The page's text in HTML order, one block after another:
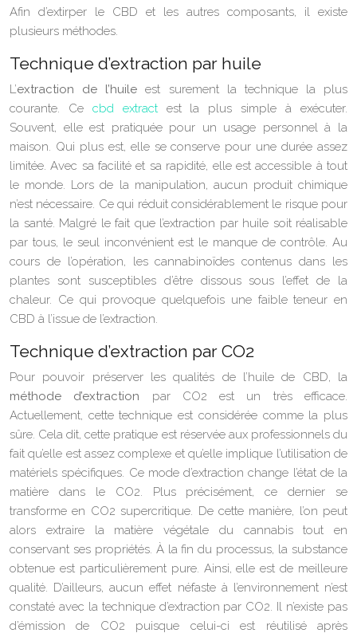
Afin d’extirper le CBD et les autres composants, il existe
plusieurs méthodes.
Technique d’extraction par huile
L’extraction de l’huile est surement la technique la plus
courante. Ce cbd extractest la plus simple à exécuter.
Souvent, elle est pratiquée pour un usage personnel à la
maison. Qui plus est, elle se conserve pour une durée assez
limitée. Avec sa facilité et sa rapidité, elle est accessible à tout
le monde. Lors de la manipulation, aucun produit chimique
n’est nécessaire. Ce qui réduit considérablement le risque pour
la santé. Malgré le fait que l’extraction par huile soit réalisable
par tous, le seul inconvénient est le manque de contrôle. Au
cours de l’opération, les cannabinoïdes contenus dans les
plantes sont susceptibles d’être dissous sous l’effet de la
chaleur. Ce qui provoque quelquefois une faible teneur en
CBD à l’issue de l’extraction.
Technique d’extraction par CO2
Pour pouvoir préserver les qualités de l’huile de CBD, la
méthode d’extraction par CO2 est un très efficace.
Actuellement, cette technique est considérée comme la plus
sûre. Cela dit, cette pratique est réservée aux professionnels du
fait qu’elle est assez complexe et qu’elle implique l’utilisation de
matériels spécifiques. Ce mode d’extraction change l’état de la
matière dans le CO2. Plus précisément, ce dernier se
transforme en CO2 supercritique. De cette manière, l’on peut
alors extraire la matière végétale du cannabis tout en
conservant ses propriétés. À la fin du processus, la substance
obtenue est particulièrement pure. Ainsi, elle est de meilleure
qualité. D’ailleurs, aucun effet néfaste à l’environnement n’est
constaté avec la technique d’extraction par CO2. Il n’existe pas
d’émission de CO2 puisque celui-ci est réutilisé après